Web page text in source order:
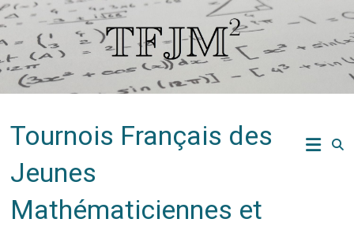
Skip
to
content
Tournois Français des
Jeunes
Mathématiciennes et